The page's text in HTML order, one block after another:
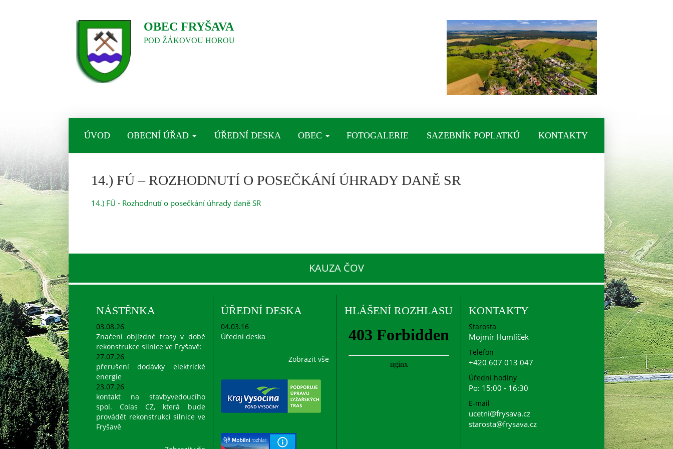
OBEC FRYŠAVA
POD ŽÁKOVOU HOROU
ÚVOD OBECNÍ ÚŘAD ÚŘEDNÍ DESKA OBEC FOTOGALERIE SAZEBNÍK POPLATKŮ KONTAKTY
14.) FÚ – ROZHODNUTÍ O POSEČKÁNÍ ÚHRADY DANĚ SR
14.) FÚ - Rozhodnutí o posečkání úhrady daně SR
KAUZA ČOV
NÁSTĚNKA
03.08.26
Značení objízdné trasy v době
rekonstrukce silnice ve Fryšavě:
27.07.26
přerušení dodávky elektrické
energie
23.07.26
kontakt na stavbyvedoucího
spol. Colas CZ, která bude
provádět rekonstrukci silnice ve
Fryšavě
ÚŘEDNÍ DESKA
04.03.16
Úřední deska
Zobrazit vše
HLÁŠENÍ ROZHLASU KONTAKTY
Starosta
Mojmír Humlíček
Telefon
+420 607 013 047
Úřední hodiny
Po: 15:00 - 16:30
E-mail
ucetni@frysava.cz
starosta@frysava.cz